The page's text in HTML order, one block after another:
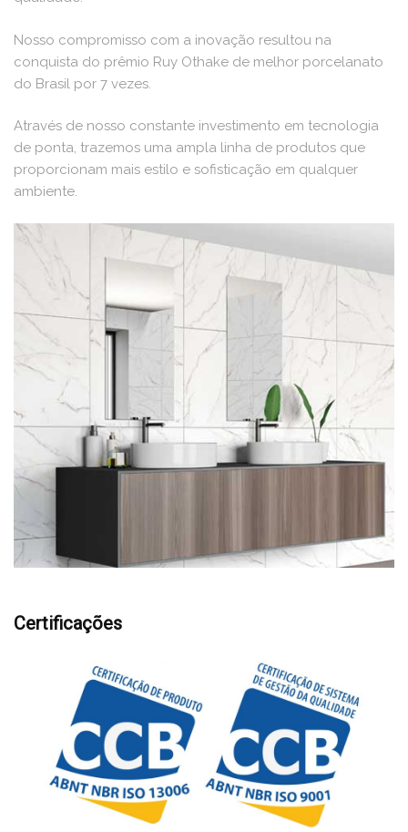
Nosso compromisso com a inovação resultou na
conquista do prêmio Ruy Othake de melhor porcelanato
do Brasil por 7 vezes.
Através de nosso constante investimento em tecnologia
de ponta, trazemos uma ampla linha de produtos que
proporcionam mais estilo e sofisticação em qualquer
ambiente.
Certificações